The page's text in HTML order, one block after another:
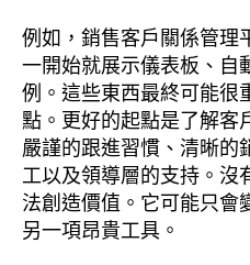
例如，銷售客戶關係管理
一開始就展示儀表板、自
例。這些東西最終可能很
點。更好的起點是了解客
嚴謹的跟進習慣、清晰的
工以及領導層的支持。沒
法創造價值。它可能只會
另一項昂貴工具。